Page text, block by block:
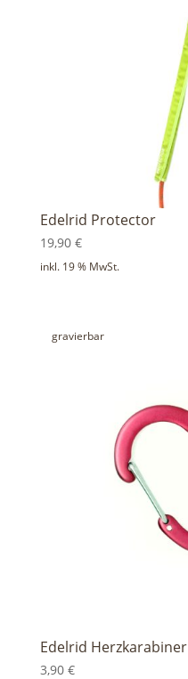
Edelrid Protector
19,90 €
inkl. 19 % MwSt.
gravierbar
Edelrid Herzkarabiner
3,90 €